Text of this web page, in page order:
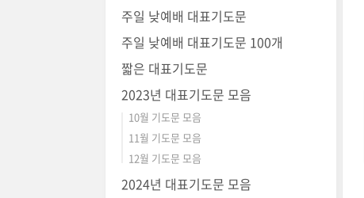
주일 낮예배 대표기도문
주일 낮예배 대표기도문 100개
짧은 대표기도문
2023년 대표기도문 모음
10월 기도문 모음
11월 기도문 모음
12월 기도문 모음
2024년 대표기도문 모음